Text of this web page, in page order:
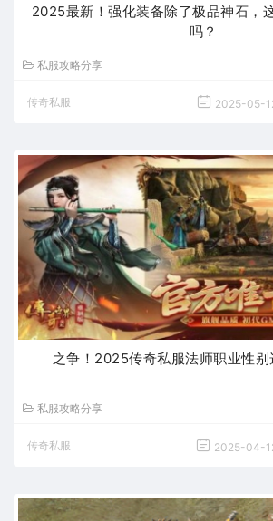
2025最新！强化装备除了极品神石，
吗？
私服攻略分享
传奇私服
2025-05-
之争！2025传奇私服法师职业性
私服攻略分享
传奇私服
2025-04-